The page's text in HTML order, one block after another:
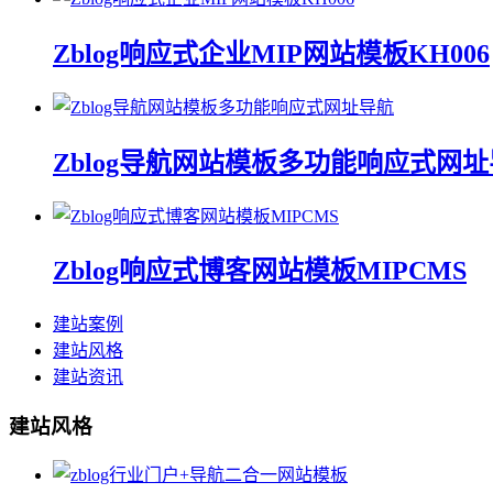
Zblog响应式企业MIP网站模板KH006
Zblog导航网站模板多功能响应式网
Zblog响应式博客网站模板MIPCMS
建站案例
建站风格
建站资讯
建站风格